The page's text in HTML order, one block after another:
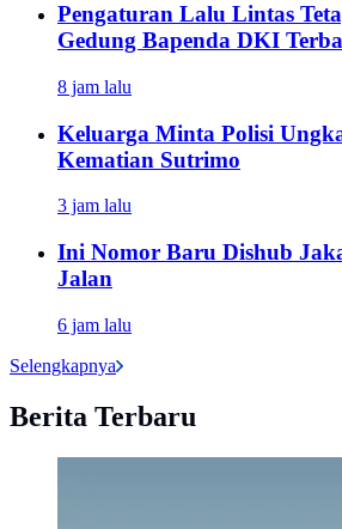
Pengaturan Lalu Lintas
Gedung Bapenda DKI
8 jam lalu
Keluarga Minta Polisi
Kematian Sutrimo
3 jam lalu
Ini Nomor Baru Dishub
Jalan
6 jam lalu
Selengkapnya
Berita Terbaru